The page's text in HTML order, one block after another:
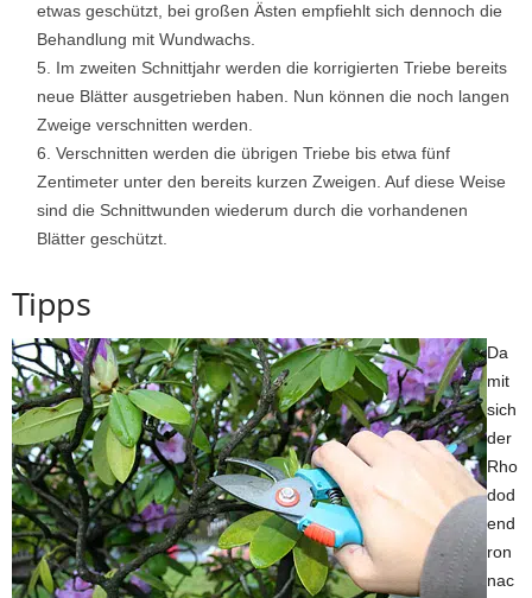
etwas geschützt, bei großen Ästen empfiehlt sich dennoch die
Behandlung mit Wundwachs.
Im zweiten Schnittjahr werden die korrigierten Triebe bereits
neue Blätter ausgetrieben haben. Nun können die noch langen
Zweige verschnitten werden.
Verschnitten werden die übrigen Triebe bis etwa fünf
Zentimeter unter den bereits kurzen Zweigen. Auf diese Weise
sind die Schnittwunden wiederum durch die vorhandenen
Blätter geschützt.
Tipps
Da
mit
sich
der
Rho
dod
end
ron
nac